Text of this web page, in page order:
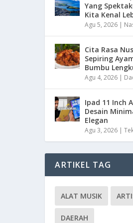
Yang
Kita Kenal
Agu 5, 2026 |
Cita Rasa
Sepiring
Bumbu
Agu 4, 2026 |
Ipad 11 Inch
Desain
Elegan
Agu 3, 2026 |
ARTIKEL TAG
ALAT MUSIK
DAERAH